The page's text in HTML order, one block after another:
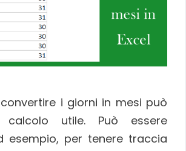
convertire i giorni in mesi può
calcolo utile. Può essere
esempio, per tenere traccia